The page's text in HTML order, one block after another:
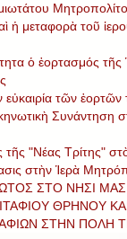
ἡ μεταφορὰ τοῦ
ὁ ἑορτασμός τῆς
εὐκαιρία τῶν
Συνάντηση
τῆς "Νέας Τρίτης"
στὴν Ἱερὰ
ΣΤΟ ΝΗΣΙ ΜΑΣ
ΘΡΗΝΟΥ
ΣΤΗΝ ΠΟΛΗ